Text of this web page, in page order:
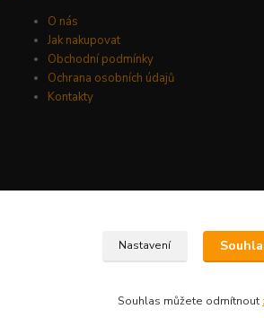
O nás
Jak nakupovat
Obchodní podmínky
Ochrana osobních údajů
Kontakty
Nastavení
Souhlas můžete odmítnout